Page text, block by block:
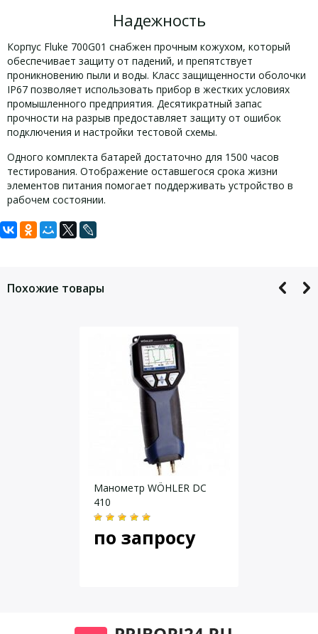
Надежность
Корпус Fluke 700G01 снабжен прочным кожухом, который
обеспечивает защиту от падений, и препятствует
проникновению пыли и воды. Класс защищенности оболочки
IP67 позволяет использовать прибор в жестких условиях
промышленного предприятия. Десятикратный запас
прочности на разрыв предоставляет защиту от ошибок
подключения и настройки тестовой схемы.
Одного комплекта батарей достаточно для 1500 часов
тестирования. Отображение оставшегося срока жизни
элементов питания помогает поддерживать устройство в
рабочем состоянии.
Технические характеристики Fluke
Fluke 700G01
Давление разрыва
e°C до 50 °C (от 32 °F до 122 °F) номинальной точности.
Комплект поставки Fluke 700G01:
Руководство на 14 языках на компакт-диске
Задать вопрос
обработку персональных данных
Похожие товары
Манометр WÖHLER DC
410
по запросу